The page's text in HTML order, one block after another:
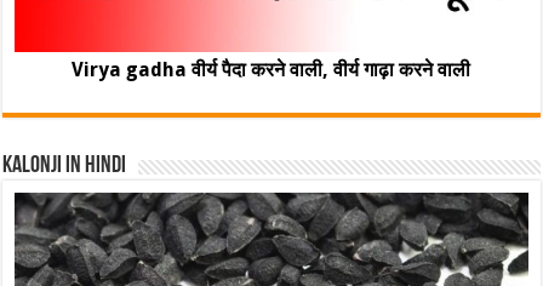
Virya gadha वीर्य पैदा करने वाली, वीर्य गाढ़ा करने वाली
Kalonji In Hindi